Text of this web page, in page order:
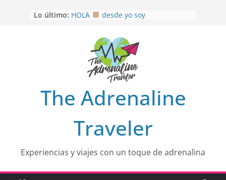
Lo último: HOLA
desde yo soy
EL SENDERO DEL CACAO: Excelente
opción
HOSPEDAJE AL NATURALSHH !!
OTRA PERSPECTIVA de RÍO EL
MULITO!
The Adrenaline
Traveler
Experiencias y viajes con un toque de adrenalina